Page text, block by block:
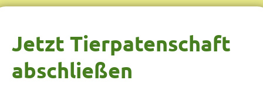
Jetzt Tierpatenschaft
abschließen